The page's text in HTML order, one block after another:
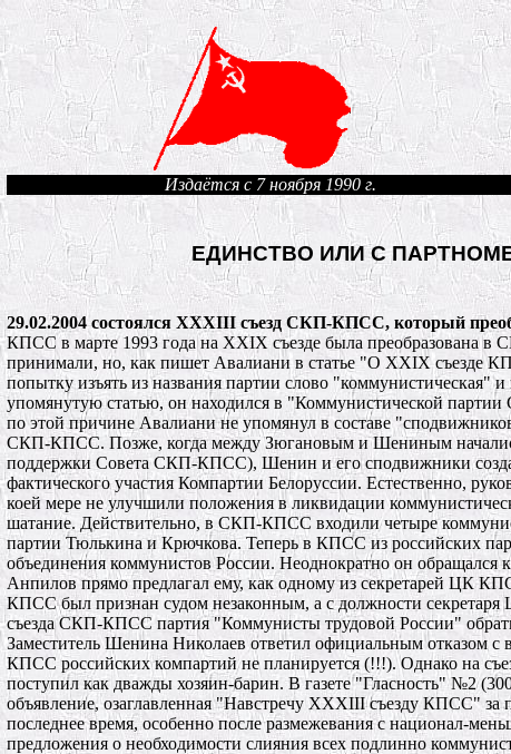
Издаётся с 7 ноября 1990 г.
ЕДИНСТВО ИЛИ С
29.02.2004 состоялся XXXIII съезд СКП-КПСС, который